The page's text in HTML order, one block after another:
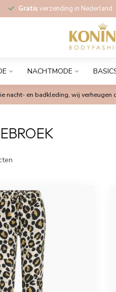
Gratis verzending in Nederland
NACHTMODE
en badkleding, wij verheugen